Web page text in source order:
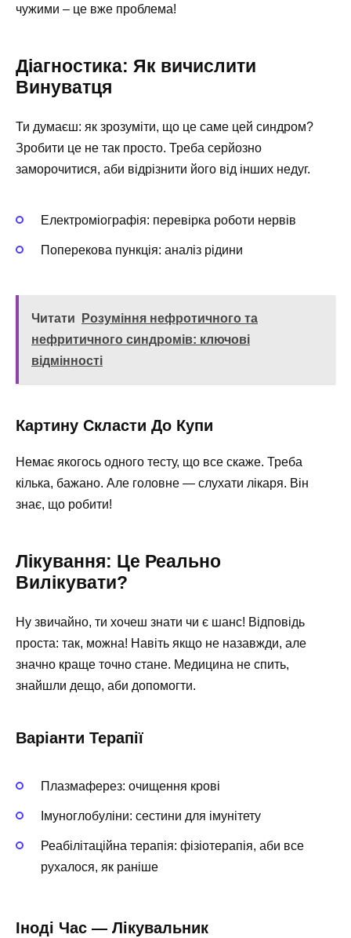
чужими – це вже проблема!
Діагностика: Як вичислити
Винуватця
Ти думаєш: як зрозуміти, що це саме цей синдром?
Зробити це не так просто. Треба серйозно
заморочитися, аби відрізнити його від інших недуг.
Електроміографія: перевірка роботи нервів
Поперекова пункція: аналіз рідини
Читати
Розуміння нефротичного та
нефритичного синдромів: ключові
відмінності
Картину Скласти До Купи
Немає якогось одного тесту, що все скаже. Треба
кілька, бажано. Але головне — слухати лікаря. Він
знає, що робити!
Лікування: Це Реально
Вилікувати?
Ну звичайно, ти хочеш знати чи є шанс! Відповідь
проста: так, можна! Навіть якщо не назавжди, але
значно краще точно стане. Медицина не спить,
знайшли дещо, аби допомогти.
Варіанти Терапії
Плазмаферез: очищення крові
Імуноглобуліни: сестини для імунітету
Реабілітаційна терапія: фізіотерапія, аби все
рухалося, як раніше
Іноді Час — Лікувальник